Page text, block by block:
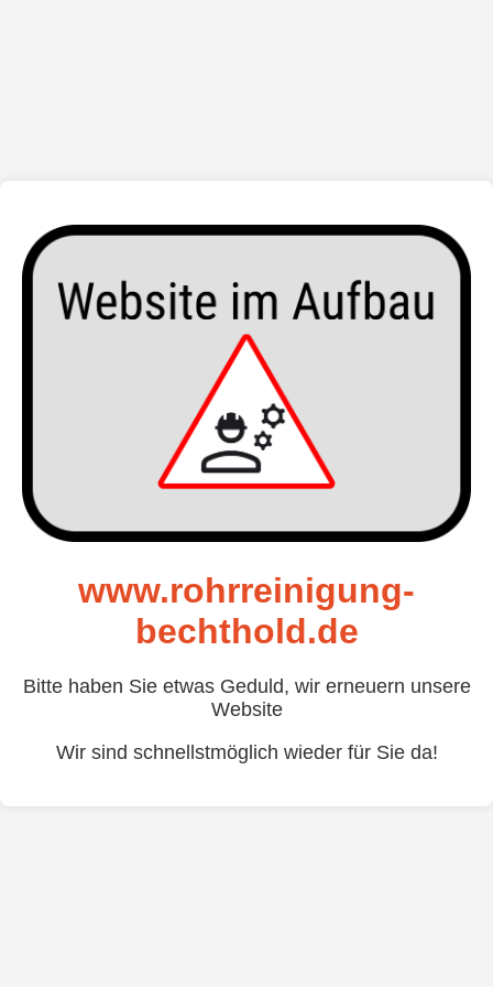
www.rohrreinigung-
bechthold.de
Bitte haben Sie etwas Geduld, wir erneuern unsere
Website
Wir sind schnellstmöglich wieder für Sie da!